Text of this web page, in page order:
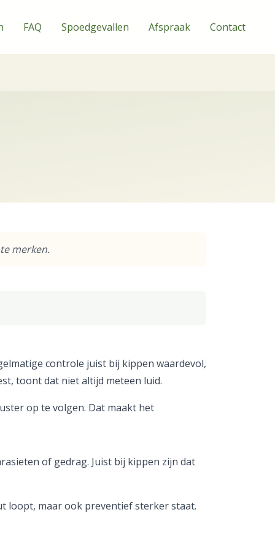
FAQ Spoedgevallen Afspraak Contact
merken.
controle juist bij kippen waardevol,
toont dat niet altijd meteen luid.
op te volgen. Dat maakt het
of gedrag. Juist bij kippen zijn dat
loopt, maar ook preventief sterker staat.